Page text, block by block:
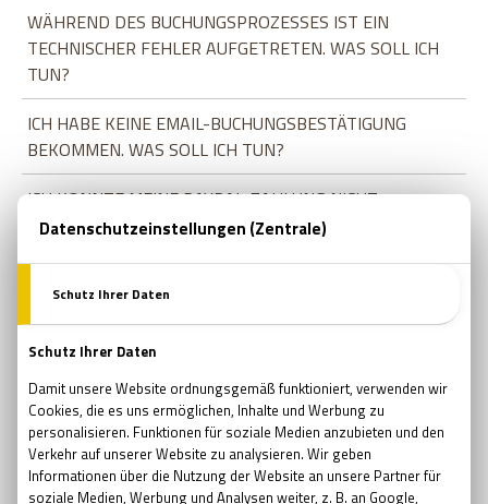
WÄHREND DES BUCHUNGSPROZESSES IST EIN
TECHNISCHER FEHLER AUFGETRETEN. WAS SOLL ICH
TUN?
ICH HABE KEINE EMAIL-BUCHUNGSBESTÄTIGUNG
BEKOMMEN. WAS SOLL ICH TUN?
ICH KONNTE MEINE PAYPAL-ZAHLUNG NICHT
BEENDEN. WAS SOLL ICH TUN?
KUPON, (GESCHENK)GUTSCHEIN
WO UND WIE KANN ICH EINEN GUTSCHEIN KAUFEN?
MEIN GUTSCHEIN LÄUFT IN KÜRZE AB UND ICH KANN
KEINE FREIEN TERMINE MEHR FINDEN. WAS KANN ICH